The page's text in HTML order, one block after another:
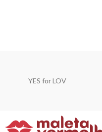
YES for LOV